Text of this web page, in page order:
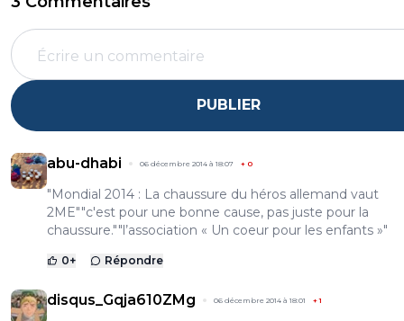
PUBLIER
abu-dhabi 06 décembre 2014 à 18:07 + 0
"Mondial 2014 : La chaussure du héros allemand vaut
2ME""c'est pour une bonne cause, pas juste pour la
chaussure.""l’association « Un coeur pour les enfants »"
0+ Répondre
disqus_Gqja610ZMg 06 décembre 2014 à 18:01 +1